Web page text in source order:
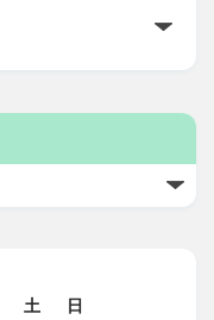
土
日